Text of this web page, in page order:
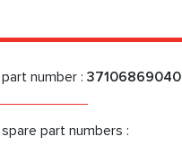
number : 37106869040
part numbers :